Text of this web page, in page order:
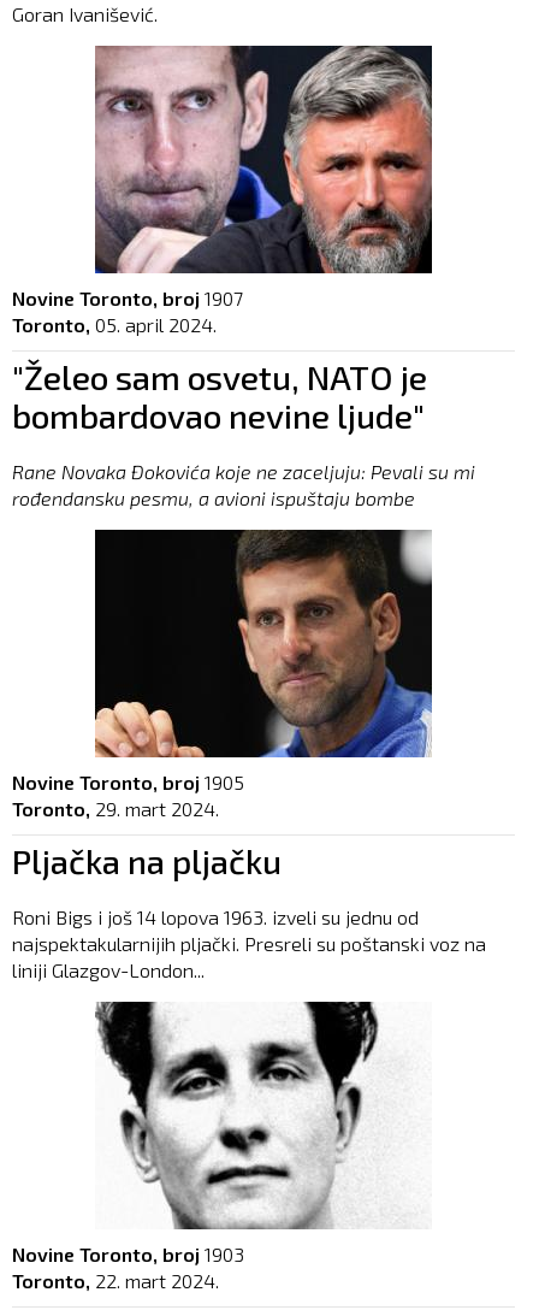
Goran Ivanišević.
Novine Toronto, broj 1907
Toronto, 05. april 2024.
"Želeo sam osvetu, NATO je
bombardovao nevine ljude"
Rane Novaka Đokovića koje ne zaceljuju: Pevali su mi
rođendansku pesmu, a avioni ispuštaju bombe
Novine Toronto, broj 1905
Toronto, 29. mart 2024.
Pljačka na pljačku
Roni Bigs i još 14 lopova 1963. izveli su jednu od
najspektakularnijih pljački. Presreli su poštanski voz na
liniji Glazgov-London...
Novine Toronto, broj 1903
Toronto, 22. mart 2024.